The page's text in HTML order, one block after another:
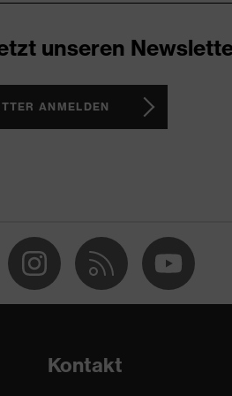
unseren
ANMELDEN
Kontakt